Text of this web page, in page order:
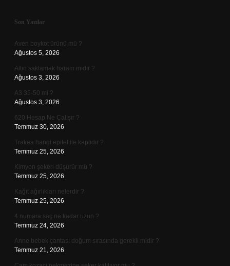
Sidebar
Son Yazılar
Aven boykot ürünü mü ?
Ağustos 5, 2026
Altın saklamak haram mıdır ?
Ağustos 3, 2026
A3 35-50 mi ?
Ağustos 3, 2026
620 Hesap Ne Çalışır ?
Temmuz 30, 2026
Trakea hangi epitel ile kaplıdır ?
Temmuz 25, 2026
Kimyon şekeri düşürür mü ?
Temmuz 25, 2026
Kağıt ağırlıkları nelerdir ?
Temmuz 25, 2026
4 numara saç ne kadar uzun ?
Temmuz 24, 2026
Anne bebek çantası doğum sırasında gerekli midir ?
Temmuz 21, 2026